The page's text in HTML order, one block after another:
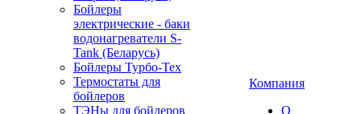
Бойлеры
электрические - баки
водонагреватели S-
Tank (Беларусь)
Бойлеры Турбо-Тех
Термостаты для
бойлеров
ТЭНы для бойлеров
Компания
О